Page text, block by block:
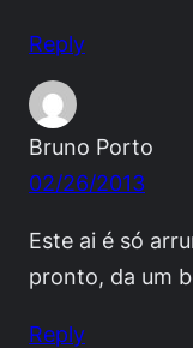
Reply
Bruno Porto
02/26/2013
Este ai é só
pronto, da um
Reply